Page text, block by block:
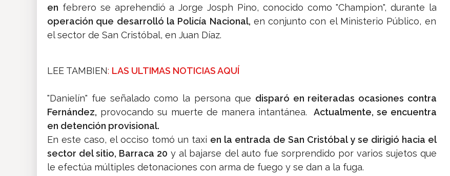
en febrero se aprehendió a Jorge Josph Pino, conocido como "Champion", durante la
operación que desarrolló la Policía Nacional, en conjunto con el Ministerio Público, en
el sector de San Cristóbal, en Juan Díaz.
LEE TAMBIEN: LAS ULTIMAS NOTICIAS AQUÍ
"Danielín" fue señalado como la persona que disparó en reiteradas ocasiones contra
Fernández, provocando su muerte de manera intantánea.
Actualmente, se encuentra
en detención provisional.
En este caso, el occiso tomó un taxi en la entrada de San Cristóbal y se dirigió hacia el
sector del sitio, Barraca 20 y al bajarse del auto fue sorprendido por varios sujetos que
le efectúa múltiples detonaciones con arma de fuego y se dan a la fuga.